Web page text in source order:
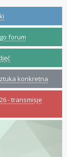
forum
konkretna
- transmisje